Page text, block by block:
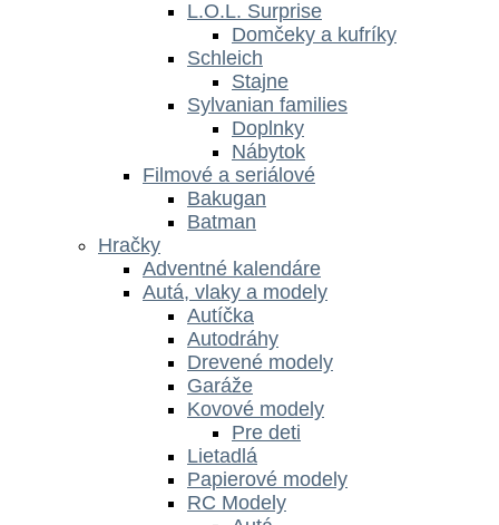
L.O.L. Surprise
Domčeky a kufríky
Schleich
Stajne
Sylvanian families
Doplnky
Nábytok
Filmové a seriálové
Bakugan
Batman
Hračky
Adventné kalendáre
Autá, vlaky a modely
Autíčka
Autodráhy
Drevené modely
Garáže
Kovové modely
Pre deti
Lietadlá
Papierové modely
RC Modely